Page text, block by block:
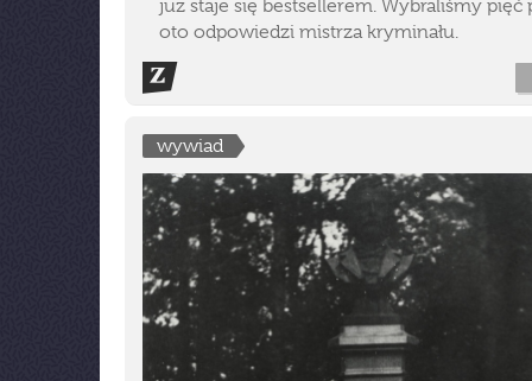
już staje się bestsellerem. Wybraliśmy pięć
oto odpowiedzi mistrza kryminału.
wywiad